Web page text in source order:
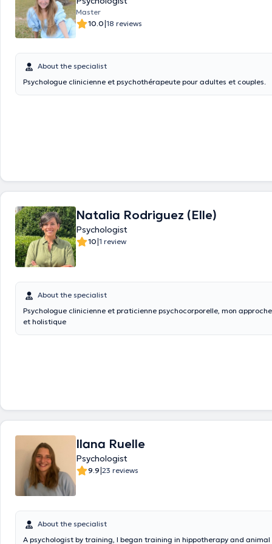
Master
10.0|18 reviews
About the specialist
Psychologue clinicienne et psychothérapeute pour adultes et couples.
Natalia Rodriguez (Elle)
Psychologist
10|1 review
About the specialist
Psychologue clinicienne et praticienne psychocorporelle, mon
et holistique
Ilana Ruelle
Psychologist
9.9|23 reviews
About the specialist
A psychologist by training, I began training in hippotherapy and